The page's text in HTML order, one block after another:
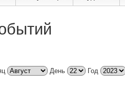
День Год